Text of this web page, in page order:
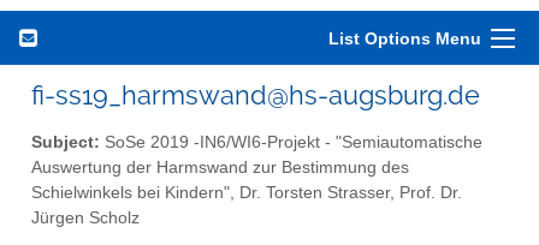
List Options Menu
fi-ss19_harmswand@hs-augsburg.de
Subject: SoSe 2019 -IN6/WI6-Projekt - "Semiautomatische
Auswertung der Harmswand zur Bestimmung des
Schielwinkels bei Kindern", Dr. Torsten Strasser, Prof. Dr.
Jürgen Scholz